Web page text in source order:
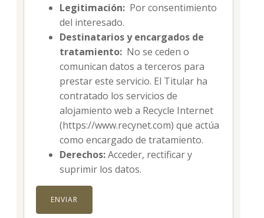
Legitimación: Por consentimiento
del interesado.
Destinatarios y encargados de
tratamiento: No se ceden o
comunican datos a terceros para
prestar este servicio. El Titular ha
contratado los servicios de
alojamiento web a Recycle Internet
(https://www.recynet.com) que actúa
como encargado de tratamiento.
Derechos:Acceder, rectificar y
suprimir los datos.